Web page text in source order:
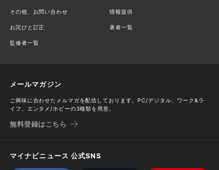
その他、お問い合わせ 情報提供
お詫びと訂正 著者一覧
監修者一覧
メールマガジン
ご興味に合わせたメルマガを配信しております。PC/デジタル、ワーク&ラ
イフ、エンタメ/ホビーの3種類を用意。
無料登録はこちら
マイナビニュース 公式SNS